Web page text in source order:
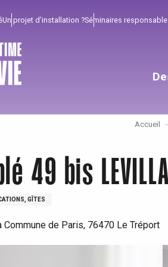
Un projet d'installation ?Séminaires
Accueil
49 bis
GÎTES
Commune de Paris, 76470 Le Tréport